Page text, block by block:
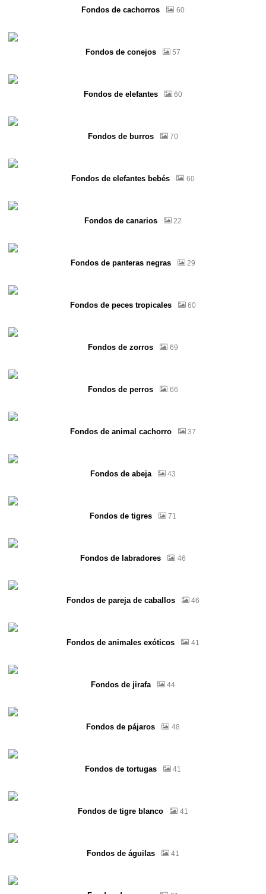
Fondos de cachorros 60
Fondos de conejos 57
Fondos de elefantes 60
Fondos de burros 70
Fondos de elefantes bebés 60
Fondos de canarios 22
Fondos de panteras negras 29
Fondos de peces tropicales 60
Fondos de zorros 69
Fondos de perros 66
Fondos de animal cachorro 37
Fondos de abeja 43
Fondos de tigres 71
Fondos de labradores 46
Fondos de pareja de caballos 46
Fondos de animales exóticos 41
Fondos de jirafa 44
Fondos de pájaros 48
Fondos de tortugas 41
Fondos de tigre blanco 41
Fondos de águilas 41